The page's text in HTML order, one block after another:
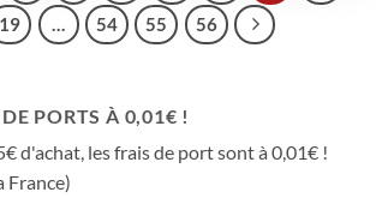
19 … 54 55 56
PORTS À 0,01€ !
d'achat, les frais de port sont à 0,01€ !
France)